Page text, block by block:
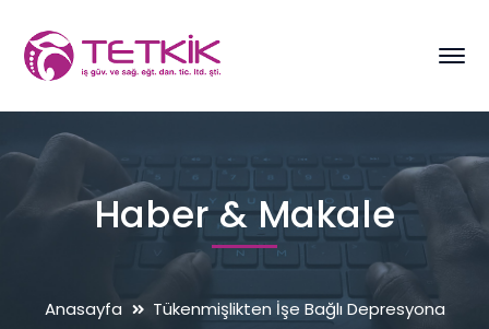
Haber & Makale
Anasayfa Tükenmişlikten İşe Bağlı Depresyona